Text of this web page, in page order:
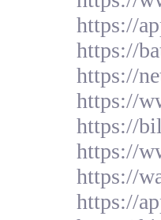
https://
https://
https://
https://
https://
https://
https://
https://